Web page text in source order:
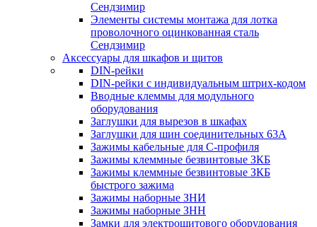
Сендзимир
Элементы системы монтажа для лотка
проволочного оцинкованная сталь
Сендзимир
Аксессуары для шкафов и щитов
DIN-рейки
DIN-рейки с индивидуальным штрих-кодом
Вводные клеммы для модульного
оборудования
Заглушки для вырезов в шкафах
Заглушки для шин соединительных 63А
Зажимы кабельные для С-профиля
Зажимы клеммные безвинтовые ЗКБ
Зажимы клеммные безвинтовые ЗКБ
быстрого зажима
Зажимы наборные ЗНИ
Зажимы наборные ЗНН
Замки для электрощитового оборудования